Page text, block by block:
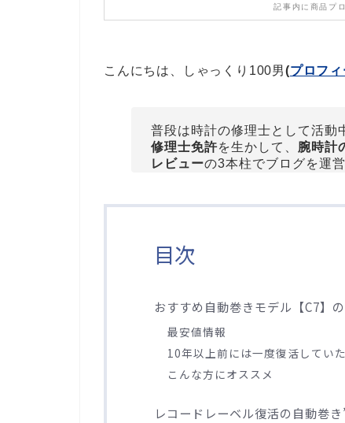
記事内に商品プ
こんにちは、しゃっくり100男(プロフ
普段は時計の修理士として活動
修理士免許を生かして、 腕時計
レビューの3本柱でブログを運
目次
おすすめ自動巻きモデル【C7】
最安値情報
10年以上前には一度復活していた
こんな方にオススメ
レコードレーベル復活の自動巻